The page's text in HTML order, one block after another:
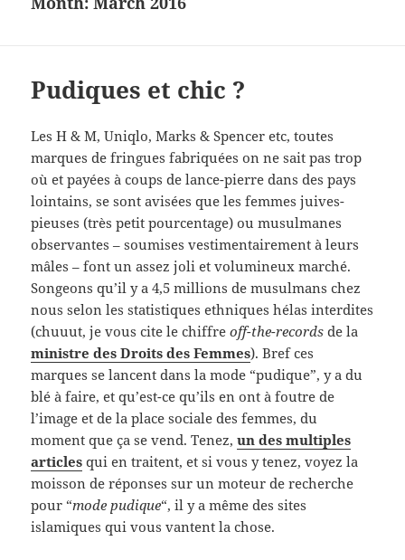
Pudiques et chic ?
Les H & M, Uniqlo, Marks & Spencer etc, toutes
marques de fringues fabriquées on ne sait pas trop
où et payées à coups de lance-pierre dans des pays
lointains, se sont avisées que les femmes juives-
pieuses (très petit pourcentage) ou musulmanes
observantes – soumises vestimentairement à leurs
mâles – font un assez joli et volumineux marché.
Songeons qu’il y a 4,5 millions de musulmans chez
nous selon les statistiques ethniques hélas interdites
(chuuut, je vous cite le chiffreoff-the-records de la
ministre des Droits des Femmes). Bref ces
marques se lancent dans la mode “pudique”, y a du
blé à faire, et qu’est-ce qu’ils en ont à foutre de
l’image et de la place sociale des femmes, du
moment que ça se vend. Tenez,un des multiples
articles qui en traitent, et si vous y tenez, voyez la
moisson de réponses sur un moteur de recherche
pour “mode pudique“, il y a même des sites
islamiques qui vous vantent la chose.